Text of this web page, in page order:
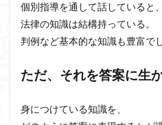
個別指導を通して話していると、
法律の知識は結構持っている。
判例など基本的な知識も豊富でし
ただ、それを答案に生
身につけている知識を、